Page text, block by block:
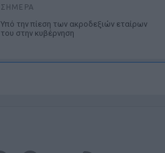
ΣΉΜΕΡΑ
Υπό την πίεση των ακροδεξιών εταίρων
του στην κυβέρνηση